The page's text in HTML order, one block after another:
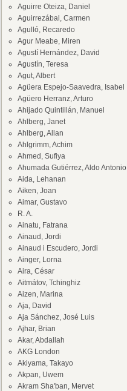
Aguirre Oteiza, Daniel
Aguirrezábal, Carmen
Agulló, Recaredo
Agur Meabe, Miren
Agustí Hernández, David
Agustín, Teresa
Agut, Albert
Agüera Espejo-Saavedra, Isabel
Agüero Herranz, Arturo
Ahijado Quintillán, Manuel
Ahlberg, Janet
Ahlberg, Allan
Ahlgrimm, Achim
Ahmed, Sufiya
Ahumada Gutiérrez, Aldo Antonio
Aida, Lehanan
Aiken, Joan
Aimar, Gustavo
R. A.
Ainatu, Fatrana
Ainaud, Jordi
Ainaud i Escudero, Jordi
Ainger, Lorna
Aira, César
Aitmátov, Tchinghiz
Aizen, Marina
Aja, David
Aja Sánchez, José Luis
Ajhar, Brian
Akar, Abdallah
AKG London
Akiyama, Takayo
Akpan, Uwem
Akram Sha'ban, Mervet